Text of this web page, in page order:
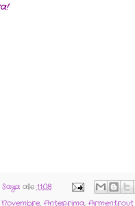
Saya alle 11:08
Novembre, Anteprima, Armentrout